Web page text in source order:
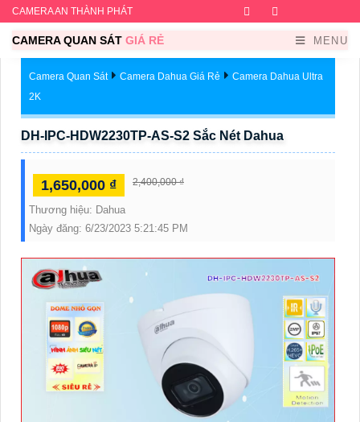
CAMERA AN THÀNH PHÁT Facebook
CAMERA QUAN SÁT GIÁ RẺ MENU
Camera Quan Sát Camera Dahua Giá Rẻ
Camera Dahua Ultra
2K
DH-IPC-HDW2230TP-AS-S2 Sắc Nét Dahua
1,650,000 ₫ 2,400,000 ₫
Thương hiệu: Dahua
Ngày đăng: 6/23/2023 5:21:45 PM